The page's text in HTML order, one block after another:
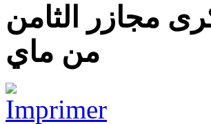
مجازر الثامن
من ماي